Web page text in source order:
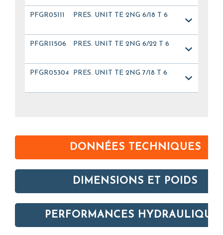
PFGR05111 PRES. UNIT TE 2NG 6/18 T 6
PFGR11506 PRES. UNIT TE 2NG 6/22 T 6
PFGR05304 PRES. UNIT TE 2NG 7/18 T 6
DONNÉES TECHNIQUES
DIMENSIONS ET POIDS
PERFORMANCES